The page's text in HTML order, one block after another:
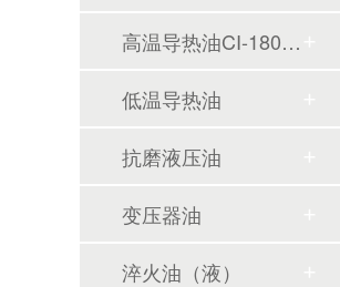
高温导热油CI-180（数据中心冷却）
低温导热油
抗磨液压油
变压器油
淬火油（液）